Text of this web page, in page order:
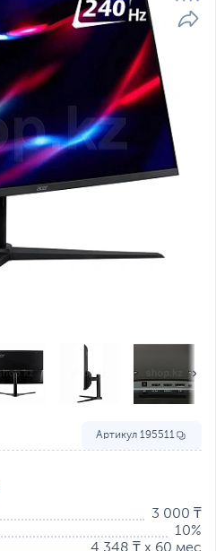
Артикул 195511
3 000 ₸
10%